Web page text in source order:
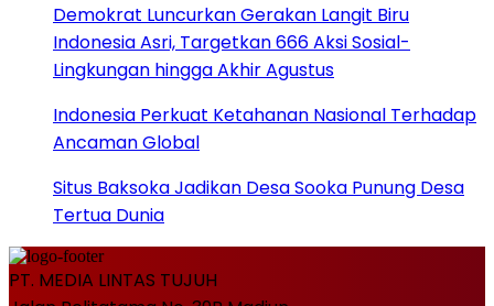
Demokrat Luncurkan Gerakan Langit Biru
Indonesia Asri, Targetkan 666 Aksi Sosial-
Lingkungan hingga Akhir Agustus
Indonesia Perkuat Ketahanan Nasional Terhadap
Ancaman Global
Situs Baksoka Jadikan Desa Sooka Punung Desa
Tertua Dunia
PT. MEDIA LINTAS TUJUH